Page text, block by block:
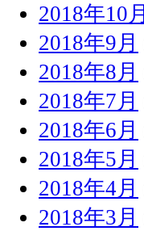
2018年10月
2018年9月
2018年8月
2018年7月
2018年6月
2018年5月
2018年4月
2018年3月